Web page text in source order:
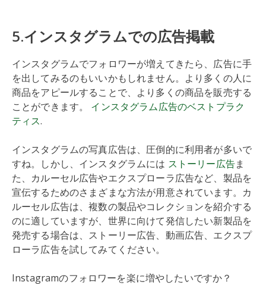
5.インスタグラムでの広告掲載
インスタグラムでフォロワーが増えてきたら、広告に手
を出してみるのもいいかもしれません。より多くの人に
商品をアピールすることで、より多くの商品を販売する
ことができます。 インスタグラム広告のベストプラク
ティス.
インスタグラムの写真広告は、圧倒的に利用者が多いで
すね。しかし、インスタグラムには ストーリー広告ま
た、カルーセル広告やエクスプローラ広告など、製品を
宣伝するためのさまざまな方法が用意されています。カ
ルーセル広告は、複数の製品やコレクションを紹介する
のに適していますが、世界に向けて発信したい新製品を
発売する場合は、ストーリー広告、動画広告、エクスプ
ローラ広告を試してみてください。
Instagramのフォロワーを楽に増やしたいですか？